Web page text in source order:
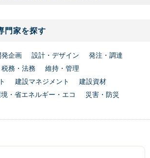
門家を探す
発企画 設計・デザイン
発注・調達
務・法務
維持・管理
建設マネジメント
建設資材
・省エネルギー・エコ
災害・防災